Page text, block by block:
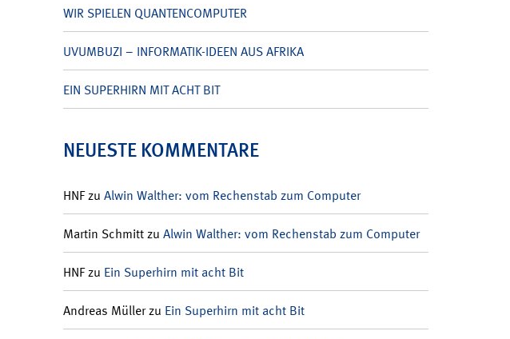
WIR SPIELEN QUANTENCOMPUTER
UVUMBUZI – INFORMATIK-IDEEN AUS AFRIKA
EIN SUPERHIRN MIT ACHT BIT
NEUESTE KOMMENTARE
HNFzu Alwin Walther: vom Rechenstab zum Computer
Martin Schmittzu Alwin Walther: vom Rechenstab zum Computer
HNFzu Ein Superhirn mit acht Bit
Andreas Müllerzu Ein Superhirn mit acht Bit